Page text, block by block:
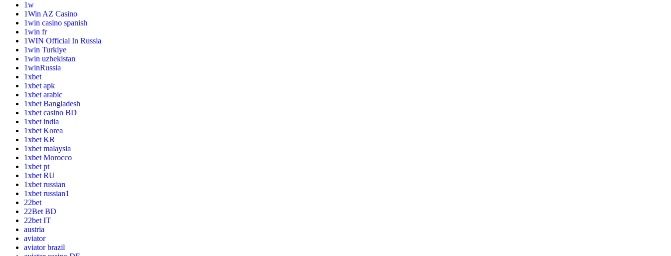
1w
1Win AZ Casino
1win casino spanish
1win fr
1WIN Official In Russia
1win Turkiye
1win uzbekistan
1winRussia
1xbet
1xbet apk
1xbet arabic
1xbet Bangladesh
1xbet casino BD
1xbet india
1xbet Korea
1xbet KR
1xbet malaysia
1xbet Morocco
1xbet pt
1xbet RU
1xbet russian
1xbet russian1
22bet
22Bet BD
22bet IT
austria
aviator
aviator brazil